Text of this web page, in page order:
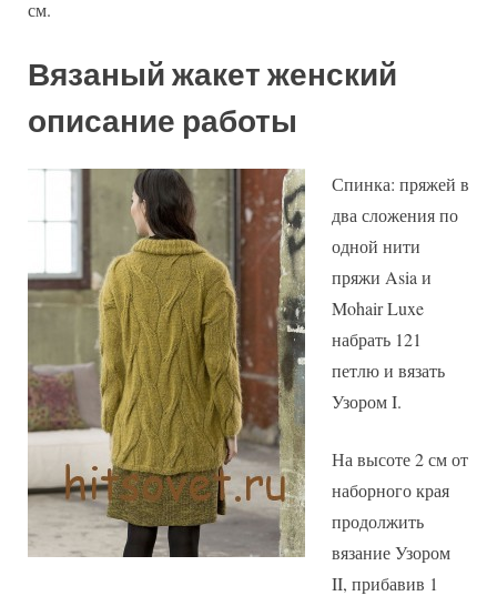
см.
Вязаный жакет женский
описание работы
Спинка: пряжей в
два сложения по
одной нити
пряжи Asia и
Mohair Luxe
набрать 121
петлю и вязать
Узором I.
На высоте 2 см от
наборного края
продолжить
вязание Узором
II, прибавив 1